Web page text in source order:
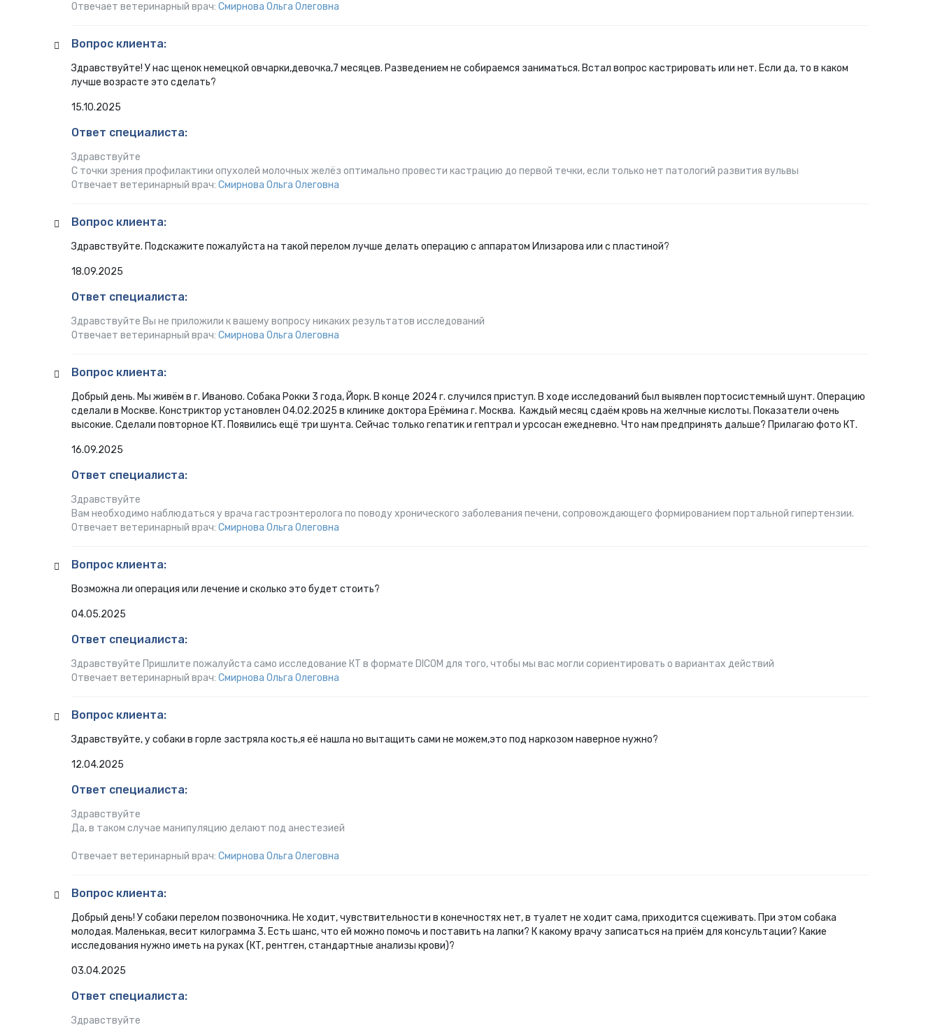
Отвечает ветеринарный врач: Смирнова Ольга Олеговна
Вопрос клиента:
Здравствуйте! У нас щенок немецкой овчарки,девочка,7 месяцев. Разведением не собираемся заниматься. Встал вопрос кастрировать или нет. Если да, то в каком
лучше возрасте это сделать?
15.10.2025
Ответ специалиста:
Здравствуйте
С точки зрения профилактики опухолей молочных желёз оптимально провести кастрацию до первой течки, если только нет патологий развития вульвы
Отвечает ветеринарный врач: Смирнова Ольга Олеговна
Вопрос клиента:
Здравствуйте. Подскажите пожалуйста на такой перелом лучше делать операцию с аппаратом Илизарова или с пластиной?
18.09.2025
Ответ специалиста:
Здравствуйте Вы не приложили к вашему вопросу никаких результатов исследований
Отвечает ветеринарный врач: Смирнова Ольга Олеговна
Вопрос клиента:
Добрый день. Мы живём в г. Иваново. Собака Рокки 3 года, Йорк. В конце 2024 г. случился приступ. В ходе исследований был выявлен портосистемный шунт. Операцию
сделали в Москве. Констриктор установлен 04.02.2025 в клинике доктора Ерёмина г. Москва. Каждый месяц сдаём кровь на желчные кислоты. Показатели очень
высокие. Сделали повторное КТ. Появились ещё три шунта. Сейчас только гепатик и гептрал и урсосан ежедневно. Что нам предпринять дальше? Прилагаю фото КТ.
16.09.2025
Ответ специалиста:
Здравствуйте
Вам необходимо наблюдаться у врача гастроэнтеролога по поводу хронического заболевания печени, сопровождающего формированием портальной гипертензии.
Отвечает ветеринарный врач: Смирнова Ольга Олеговна
Вопрос клиента:
Возможна ли операция или лечение и сколько это будет стоить?
04.05.2025
Ответ специалиста:
Здравствуйте Пришлите пожалуйста само исследование КТ в формате DICOM для того, чтобы мы вас могли сориентировать о вариантах действий
Отвечает ветеринарный врач: Смирнова Ольга Олеговна
Вопрос клиента:
Здравствуйте, у собаки в горле застряла кость,я её нашла но вытащить сами не можем,это под наркозом наверное нужно?
12.04.2025
Ответ специалиста:
Здравствуйте
Да, в таком случае манипуляцию делают под анестезией
Отвечает ветеринарный врач: Смирнова Ольга Олеговна
Вопрос клиента:
Добрый день! У собаки перелом позвоночника. Не ходит, чувствительности в конечностях нет, в туалет не ходит сама, приходится сцеживать. При этом собака
молодая. Маленькая, весит килограмма 3. Есть шанс, что ей можно помочь и поставить на лапки? К какому врачу записаться на приём для консультации? Какие
исследования нужно иметь на руках (КТ, рентген, стандартные анализы крови)?
03.04.2025
Ответ специалиста:
Здравствуйте